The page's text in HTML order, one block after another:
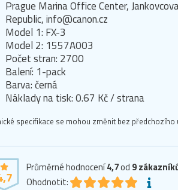
Prague Marina Office Center,
Republic, info@canon.cz
Model 1: FX-3
Model 2: 1557A003
Počet stran: 2700
Balení: 1-pack
Barva: černá
Náklady na tisk: 0.67 Kč / strana
specifikace se mohou změnit bez
Průměrné hodnocení4,7od 9
Ohodnotit: